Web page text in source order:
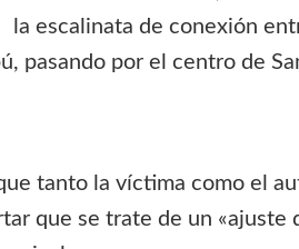
la escalinata de conexión
pasando por el centro de
tanto la víctima como el
que se trate de un